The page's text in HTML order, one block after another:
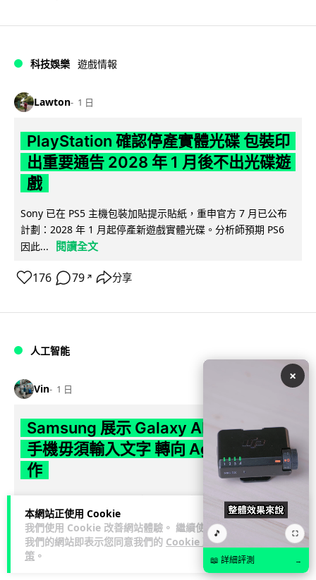
本網站正使用 Cookie
我們使用 Cookie 改善網站體驗。 繼續使用
我們的網站即表示您同意我們的 Cookie 政
策 。
科技娛樂 遊戲情報
Lawton 1 日
PlayStation 確認停產實體光碟 包裝印
出重要通告 2028 年 1 月後不出光碟遊
戲
Sony 已在 PS5 主機包裝加貼提示貼紙，重申官方 7 月已公布
計劃：2028 年 1 月起停產新遊戲實體光碟。分析師預期 PS6
因此...
閱讀全文
176 79 ↗ 分享
人工智能
Vin 1 日
Samsung 展示 Galaxy AI 新方向 未來
手機毋須輸入文字 轉向 Agent 全自動操
作
Samsung 電子 MX 部門顧客體驗辦公室主管兼副總裁 Jay Kim
表示，品牌正推動 Galaxy AI 邁向全自動化 Agent... 閱讀全
文
29
×
🎵 ⛶
📖 詳細評測 →